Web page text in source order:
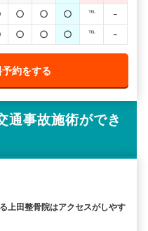
○ ○ ○ ℡
-
○ ○ ○ ℡ -
約をする
通事故施術ができ
上田整骨院はアクセスがしやす